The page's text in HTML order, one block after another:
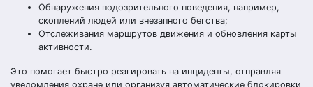
Обнаружения подозрительного поведения, например,
скоплений людей или внезапного бегства;
Отслеживания маршрутов движения и обновления карты
активности.
Это помогает быстро реагировать на инциденты, отправляя
уведомления охране или организуя автоматические блокировки